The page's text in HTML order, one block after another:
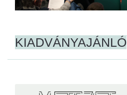
KIADVÁNYAJÁNLÓ